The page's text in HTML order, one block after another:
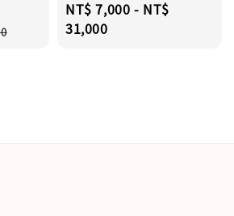
Regular
price
NT$ 7,000 - NT$
31,000